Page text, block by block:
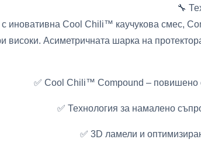
🔧
иновативна Cool Chili™ каучукова смес,
високи. Асиметричната шарка на
✅ Cool Chili™ Compound – повишено
✅ Технология за намалено
✅ 3D ламели и